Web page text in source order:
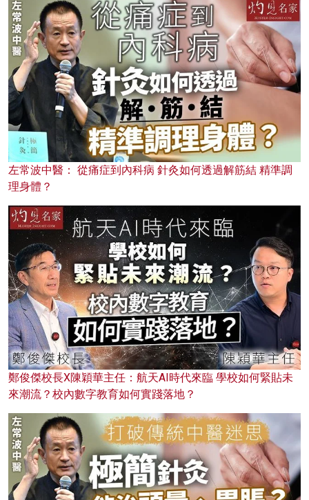
左常波中醫： 從痛症到內科病 針灸如何透過解筋結 精準調
理身體？
鄭俊傑校長X陳穎華主任：航天AI時代來臨 學校如何緊貼未
來潮流？校內數字教育如何實踐落地？